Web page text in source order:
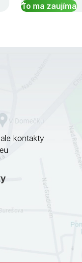
To ma zaujíma
kontakty